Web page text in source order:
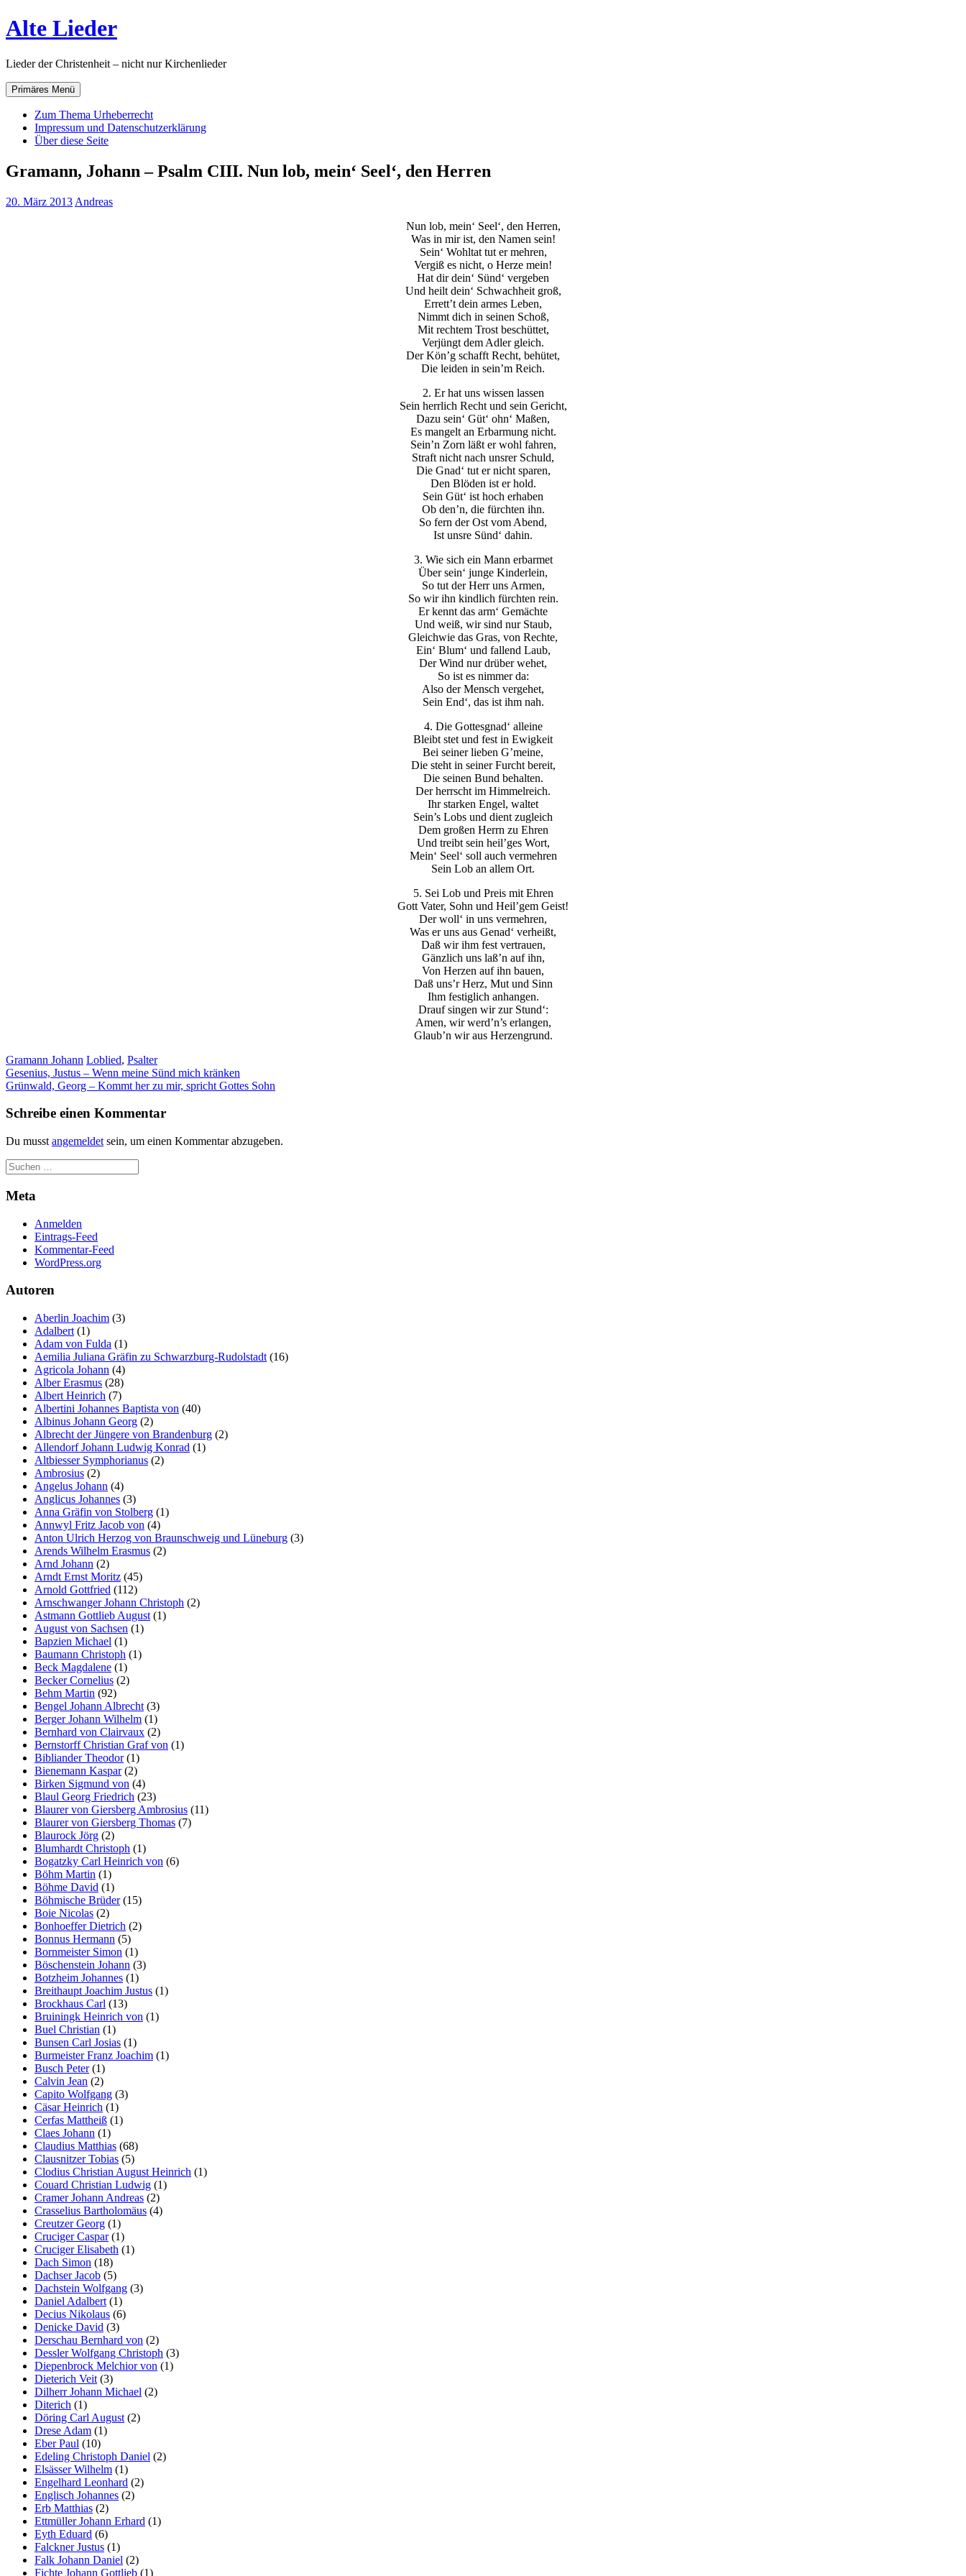
Zum
Inhalt
Alte Lieder
Lieder der Christenheit – nicht nur Kirchenlieder
Primäres Menü
Zum Thema Urheberrecht
Impressum und Datenschutzerklärung
Über diese Seite
Gramann, Johann – Psalm CIII. Nun lob, mein‘ Seel‘, den Herren
20. März 2013 Andreas
Nun lob, mein‘ Seel‘, den Herren,
Was in mir ist, den Namen sein!
Sein‘ Wohltat tut er mehren,
Vergiß es nicht, o Herze mein!
Hat dir dein‘ Sünd‘ vergeben
Und heilt dein‘ Schwachheit groß,
Errett’t dein armes Leben,
Nimmt dich in seinen Schoß,
Mit rechtem Trost beschüttet,
Verjüngt dem Adler gleich.
Der Kön’g schafft Recht, behütet,
Die leiden in sein’m Reich.
2. Er hat uns wissen lassen
Sein herrlich Recht und sein Gericht,
Dazu sein‘ Güt‘ ohn‘ Maßen,
Es mangelt an Erbarmung nicht.
Sein’n Zorn läßt er wohl fahren,
Straft nicht nach unsrer Schuld,
Die Gnad‘ tut er nicht sparen,
Den Blöden ist er hold.
Sein Güt‘ ist hoch erhaben
Ob den’n, die fürchten ihn.
So fern der Ost vom Abend,
Ist unsre Sünd‘ dahin.
3. Wie sich ein Mann erbarmet
Über sein‘ junge Kinderlein,
So tut der Herr uns Armen,
So wir ihn kindlich fürchten rein.
Er kennt das arm‘ Gemächte
Und weiß, wir sind nur Staub,
Gleichwie das Gras, von Rechte,
Ein‘ Blum‘ und fallend Laub,
Der Wind nur drüber wehet,
So ist es nimmer da:
Also der Mensch vergehet,
Sein End‘, das ist ihm nah.
4. Die Gottesgnad‘ alleine
Bleibt stet und fest in Ewigkeit
Bei seiner lieben G’meine,
Die steht in seiner Furcht bereit,
Die seinen Bund behalten.
Der herrscht im Himmelreich.
Ihr starken Engel, waltet
Sein’s Lobs und dient zugleich
Dem großen Herrn zu Ehren
Und treibt sein heil’ges Wort,
Mein‘ Seel‘ soll auch vermehren
Sein Lob an allem Ort.
5. Sei Lob und Preis mit Ehren
Gott Vater, Sohn und Heil’gem Geist!
Der woll‘ in uns vermehren,
Was er uns aus Genad‘ verheißt,
Daß wir ihm fest vertrauen,
Gänzlich uns laß’n auf ihn,
Von Herzen auf ihn bauen,
Daß uns’r Herz, Mut und Sinn
Ihm festiglich anhangen.
Drauf singen wir zur Stund‘:
Amen, wir werd’n’s erlangen,
Glaub’n wir aus Herzengrund.
Gramann Johann Loblied, Psalter
Beitragsnavigation
Gesenius, Justus – Wenn meine Sünd mich kränken
Grünwald, Georg – Kommt her zu mir, spricht Gottes Sohn
Schreibe einen Kommentar
Du musst angemeldet sein, um einen Kommentar abzugeben.
Meta
Anmelden
Eintrags-Feed
Kommentar-Feed
WordPress.org
Autoren
Aberlin Joachim (3)
Adalbert (1)
Adam von Fulda (1)
Aemilia Juliana Gräfin zu Schwarzburg-Rudolstadt (16)
Agricola Johann (4)
Alber Erasmus (28)
Albert Heinrich (7)
Albertini Johannes Baptista von (40)
Albinus Johann Georg (2)
Albrecht der Jüngere von Brandenburg (2)
Allendorf Johann Ludwig Konrad (1)
Altbiesser Symphorianus (2)
Ambrosius (2)
Angelus Johann (4)
Anglicus Johannes (3)
Anna Gräfin von Stolberg (1)
Annwyl Fritz Jacob von (4)
Anton Ulrich Herzog von Braunschweig und Lüneburg (3)
Arends Wilhelm Erasmus (2)
Arnd Johann (2)
Arndt Ernst Moritz (45)
Arnold Gottfried (112)
Arnschwanger Johann Christoph (2)
Astmann Gottlieb August (1)
August von Sachsen (1)
Bapzien Michael (1)
Baumann Christoph (1)
Beck Magdalene (1)
Becker Cornelius (2)
Behm Martin (92)
Bengel Johann Albrecht (3)
Berger Johann Wilhelm (1)
Bernhard von Clairvaux (2)
Bernstorff Christian Graf von (1)
Bibliander Theodor(1)
Bienemann Kaspar(2)
Birken Sigmund von (4)
Blaul Georg Friedrich (23)
Blaurer von Giersberg Ambrosius (11)
Blaurer von Giersberg Thomas (7)
Blaurock Jörg (2)
Blumhardt Christoph (1)
Bogatzky Carl Heinrich von (6)
Böhm Martin (1)
Böhme David (1)
Böhmische Brüder(15)
Boie Nicolas (2)
Bonhoeffer Dietrich (2)
Bonnus Hermann (5)
Bornmeister Simon (1)
Böschenstein Johann (3)
Botzheim Johannes (1)
Breithaupt Joachim Justus (1)
Brockhaus Carl (13)
Bruiningk Heinrich von (1)
Buel Christian (1)
Bunsen Carl Josias (1)
Burmeister Franz Joachim (1)
Busch Peter(1)
Calvin Jean (2)
Capito Wolfgang (3)
Cäsar Heinrich (1)
Cerfas Mattheiß (1)
Claes Johann (1)
Claudius Matthias (68)
Clausnitzer Tobias (5)
Clodius Christian August Heinrich (1)
Couard Christian Ludwig (1)
Cramer Johann Andreas (2)
Crasselius Bartholomäus (4)
Creutzer Georg (1)
Cruciger Caspar(1)
Cruciger Elisabeth (1)
Dach Simon (18)
Dachser Jacob (5)
Dachstein Wolfgang (3)
Daniel Adalbert (1)
Decius Nikolaus (6)
Denicke David (3)
Derschau Bernhard von (2)
Dessler Wolfgang Christoph (3)
Diepenbrock Melchior von (1)
Dieterich Veit (3)
Dilherr Johann Michael (2)
Diterich (1)
Döring Carl August (2)
Drese Adam (1)
Eber Paul (10)
Edeling Christoph Daniel (2)
Elsässer Wilhelm (1)
Engelhard Leonhard (2)
Englisch Johannes (2)
Erb Matthias (2)
Ettmüller Johann Erhard (1)
Eyth Eduard (6)
Falckner Justus (1)
Falk Johann Daniel (2)
Fichte Johann Gottlieb (1)
erhöhen Sie die
Wahrscheinlichkeit,
personalisierte
Angebote zu sehen.